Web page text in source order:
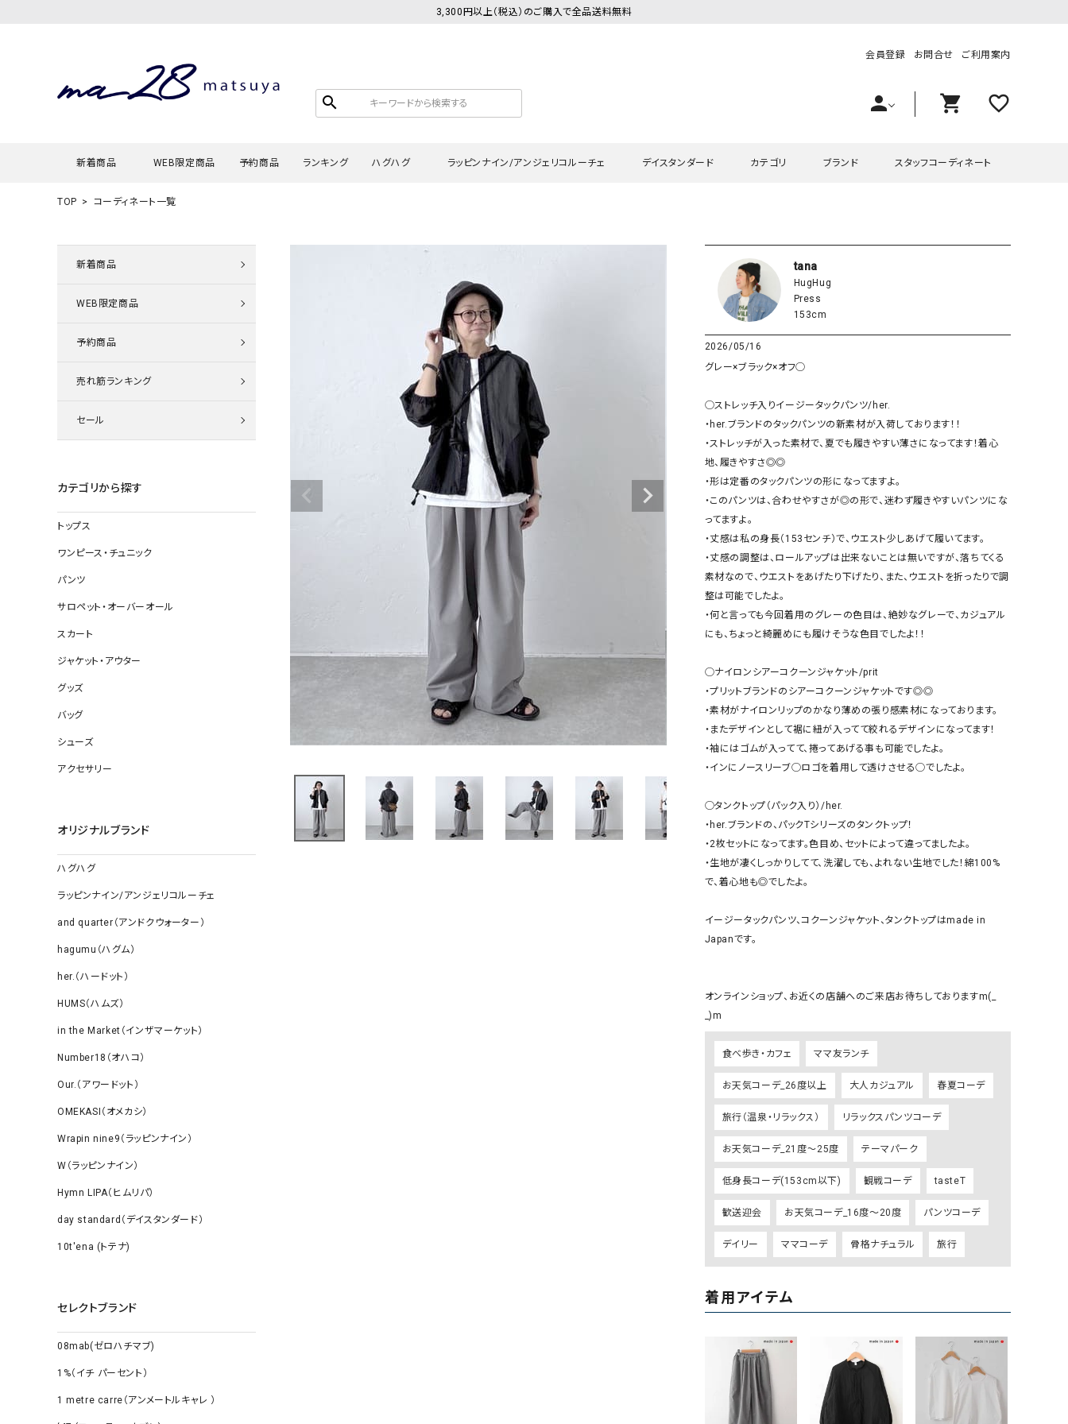
3,300円以上（税込）のご購入で全品送料無料
search
会員登録 お問合せ ご利用案内
person shopping_cart favorite_outline
新着商品 WEB限定商品 予約商品 ランキング ハグハグ
ロング・マキシ丈
その他スカート
ラッピンナイン/アンジェリコルーチェ
タンクトップ・キャミソール
デニムパンツ
その他のパンツ
その他アウター
デイスタンダード
チュニック
その他スカート
カテゴリ
ワンピース・チュニック
サロペット・オーバーオール
スカート
ジャケット・アウター
ワンピース・チュニック
サロペット・オーバーオール
グッズ
ブランド
ラッピンナイン/アンジェリコルーチェ
hagumu（ハグム）
her.（ハードット）
and quarter（アンドクウォーター） HUMS（ハムズ）
Our.（アワードット）
1 metre carre（アンメートルキャレ ）
LAURA DI MAGGIO（ロー
オ）
adidas（アディダス）
Ampersand（アンパサンド）
Antiquite's（アンティークス）
NATURAL LAUNDRY（ナチ
リー）
Audition（オーディション）
ツ）
blue willow（ブルーウィロー）
CUBE SUGAR（キューブシュガー） PUMA（プーマ）
Champion（チャンピオン） RED CARD（レッドカード）
EVOL（イーボル）
SCOTCH&SODA（スコッチ
GO TO HOLLYWOOD（ゴートゥーハリウ
ッド）
THIRTY（サーティ）
G-STAR RAW（ジースターロウ）
GOOD SPEED（グッドスピード）
GAIMO（ガイモ）
UNIVERSAL OVERALL（
オーバーオール）
GRAMICCI（グラミチ）
USU GALLERY（ユーエス
ー）
Gives a sense of fullment
ICHI（イチ）
ILIMA（イリマ）
スタッフコーディネート
TOP コーディネート一覧
新着商品
WEB限定商品
予約商品
売れ筋ランキング
セール
カテゴリから探す
トップス
ワンピース・チュニック
パンツ
サロペット・オーバーオール
スカート
ジャケット・アウター
グッズ
バッグ
シューズ
アクセサリー
オリジナルブランド
ハグハグ
ラッピンナイン/アンジェリコルーチェ
and quarter（アンドクウォーター）
hagumu（ハグム）
her.（ハードット）
HUMS（ハムズ）
in the Market（インザマーケット）
Number18（オハコ）
Our.（アワードット）
OMEKASI（オメカシ）
Wrapin nine9（ラッピンナイン）
W（ラッピンナイン）
Hymn LIPA（ヒムリパ）
day standard（デイスタンダード）
10t'ena (トテナ)
セレクトブランド
08mab(ゼロハチマブ)
1%（イチ パーセント）
1 metre carre（アンメートルキャレ ）
tana
HugHug
Press
153cm
2026/05/16
グレー×ブラック×オフ◯
◯ストレッチ入りイージータックパンツ/her.
・her.ブランドのタックパンツの新素材が入荷しております！！
・ストレッチが入った素材で、夏でも履きやすい薄さになってます！着心
地、履きやすさ◎◎
・形は定番のタックパンツの形になってますよ。
・このパンツは、合わせやすさが◎の形で、迷わず履きやすいパンツにな
ってますよ。
・丈感は私の身長（153センチ）で、ウエスト少しあげて履いてます。
・丈感の調整は、ロールアップは出来ないことは無いですが、落ちてくる
素材なので、ウエストをあげたり下げたり、また、ウエストを折ったりで調
整は可能でしたよ。
・何と言っても今回着用のグレーの色目は、絶妙なグレーで、カジュアル
にも、ちょっと綺麗めにも履けそうな色目でしたよ！！
◯ナイロンシアーコクーンジャケット/prit
・プリットブランドのシアーコクーンジャケットです◎◎
・素材がナイロンリップのかなり薄めの張り感素材になっております。
・またデザインとして裾に紐が入ってて絞れるデザインになってます！
・袖にはゴムが入ってて、捲ってあげる事も可能でしたよ。
・インにノースリーブ◯ロゴを着用して透けさせる◯でしたよ。
◯タンクトップ（パック入り）/her.
・her.ブランドの、パックTシリーズのタンクトップ！
・2枚セットになってます。色目め、セットによって違ってましたよ。
・生地が凄くしっかりしてて、洗濯しても、よれない生地でした！綿100%
で、着心地も◎でしたよ。
イージータックパンツ、コクーンジャケット、タンクトップはmade in
Japanです。
オンラインショップ、お近くの店舗へのご来店お待ちしておりますm(_
_)m
食べ歩き・カフェ ママ友ランチ
お天気コーデ_26度以上 大人カジュアル 春夏コーデ
旅行（温泉・リラックス） リラックスパンツコーデ
お天気コーデ_21度～25度 テーマパーク
低身長コーデ(153cm以下) 観戦コーデ tasteT
歓送迎会 お天気コーデ_16度～20度 パンツコーデ
デイリー ママコーデ 骨格ナチュラル 旅行
着用アイテム